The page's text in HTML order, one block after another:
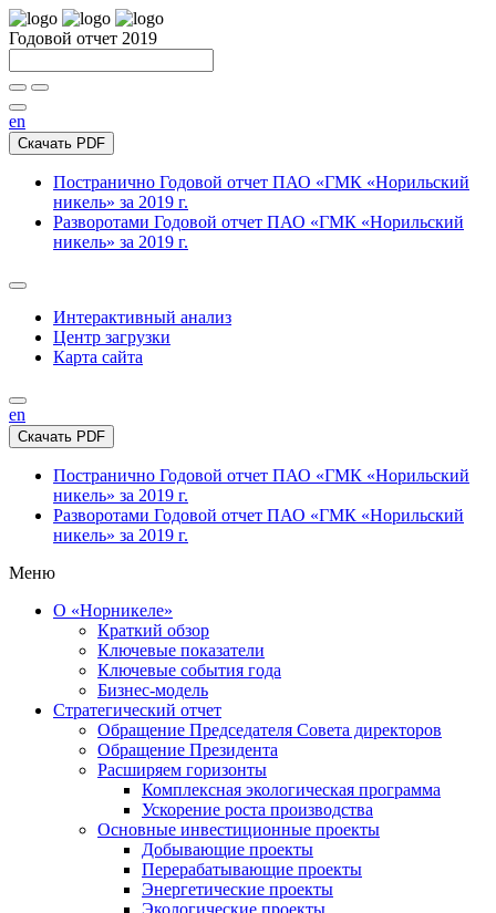
Годовой отчет 2019
en
Скачать PDF
Постранично Годовой отчет ПАО «ГМК «Норильский
никель» за 2019 г.
Разворотами Годовой отчет ПАО «ГМК «Норильский
никель» за 2019 г.
Интерактивный анализ
Центр загрузки
Карта сайта
en
Скачать PDF
Постранично Годовой отчет ПАО «ГМК «Норильский
никель» за 2019 г.
Разворотами Годовой отчет ПАО «ГМК «Норильский
никель» за 2019 г.
Меню
О «Норникеле»
Краткий обзор
Ключевые показатели
Ключевые события года
Бизнес-модель
Стратегический отчет
Обращение Председателя Совета директоров
Обращение Президента
Расширяем горизонты
Комплексная экологическая программа
Ускорение роста производства
Основные инвестиционные проекты
Добывающие проекты
Перерабатывающие проекты
Энергетические проекты
Экологические проекты